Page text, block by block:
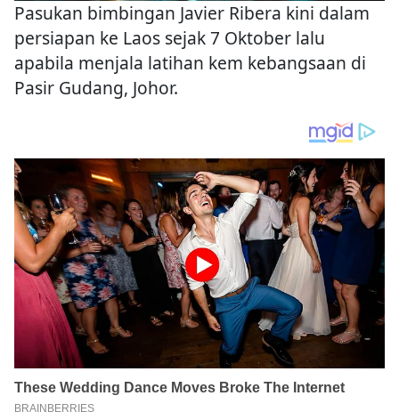
Pasukan bimbingan Javier Ribera kini dalam
persiapan ke Laos sejak 7 Oktober lalu
apabila menjala latihan kem kebangsaan di
Pasir Gudang, Johor.